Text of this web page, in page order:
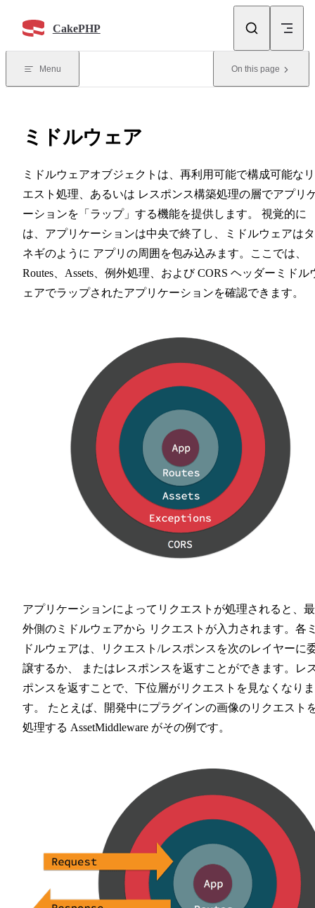
CakePHP
Menu On this page
ミドルウェア
ミドルウェアオブジェクトは、再利用可能で構成可能な
エスト処理、あるいは レスポンス構築処理の層でアプリ
ーションを「ラップ」する機能を提供します。 視覚的に
は、アプリケーションは中央で終了し、ミドルウェアは
ネギのように アプリの周囲を包み込みます。ここでは、
Routes、Assets、例外処理、および CORS ヘッダーミドル
ェアでラップされたアプリケーションを確認できます。
アプリケーションによってリクエストが処理されると、
外側のミドルウェアから リクエストが入力されます。各
ドルウェアは、リクエスト/レスポンスを次のレイヤーに
譲するか、 またはレスポンスを返すことができます。レ
ポンスを返すことで、下位層がリクエストを見なくなりま
す。 たとえば、開発中にプラグインの画像のリクエスト
処理する AssetMiddleware がその例です。